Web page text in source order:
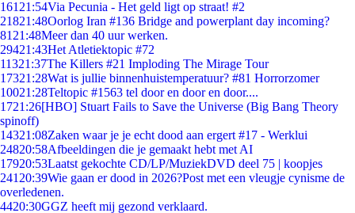
161 21:54Via Pecunia - Het geld ligt op straat! #2
21821:48Oorlog Iran #136 Bridge and powerplant day incoming?
81 21:48Meer dan 40 uur werken.
29421:43Het Atletiektopic #72
11321:37The Killers #21 Imploding The Mirage Tour
17321:28Wat is jullie binnenhuistemperatuur? #81 Horrorzomer
10021:28Teltopic #1563 tel door en door en door....
1721:26[HBO] Stuart Fails to Save the Universe (Big Bang Theory
spinoff)
14321:08Zaken waar je je echt dood aan ergert #17 - Werklui
24820:58Afbeeldingen die je gemaakt hebt met AI
17920:53Laatst gekochte CD/LP/MuziekDVD deel 75 | koopjes
241 20:39Wie gaan er dood in 2026?Post met een vleugje cynisme de
overledenen.
4420:30GGZ heeft mij gezond verklaard.